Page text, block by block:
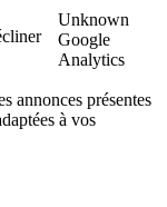
Unknown
Google
Analytics
annonces présentes
à vos